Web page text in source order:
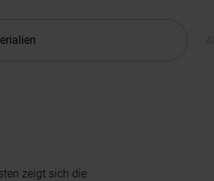
zeigt sich die